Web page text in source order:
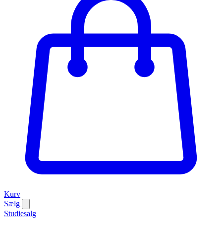
Kurv
Sælg
Studiesalg